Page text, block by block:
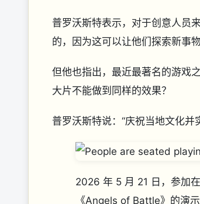
普罗沃斯特表示，对于创意人员
的，因为这可以让他们探索新事物
但他也指出，最近最著名的游戏
大片不能做到同样的效果？
普罗沃斯特说：“庆祝当地文化
2026 年 5 月 21 日，参加
《Angels of Battle》的演示